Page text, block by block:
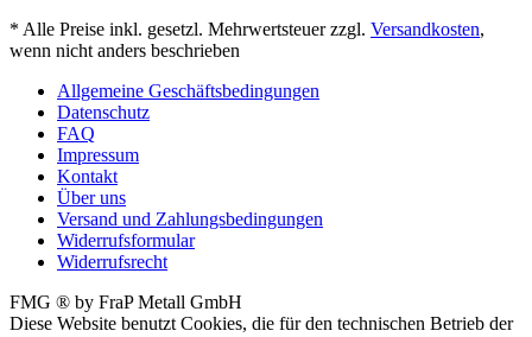
* Alle Preise inkl. gesetzl. Mehrwertsteuer zzgl. Versandkosten,
wenn nicht anders beschrieben
Allgemeine Geschäftsbedingungen
Datenschutz
FAQ
Impressum
Kontakt
Über uns
Versand und Zahlungsbedingungen
Widerrufsformular
Widerrufsrecht
FMG ® by FraP Metall GmbH
Diese Website benutzt Cookies, die für den technischen Betrieb der